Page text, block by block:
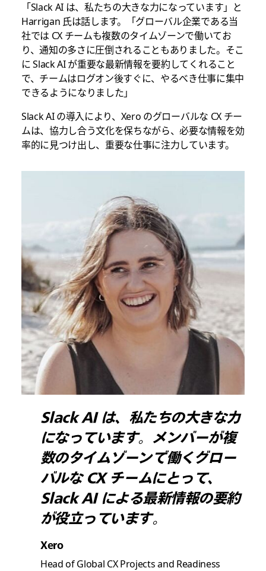
「Slack AI は、私たちの大きな力になっています」と
Harrigan 氏は話します。「グローバル企業である当
社では CX チームも複数のタイムゾーンで働いてお
り、通知の多さに圧倒されることもありました。そこ
に Slack AI が重要な最新情報を要約してくれること
で、チームはログオン後すぐに、やるべき仕事に集中
できるようになりました」
Slack AI の導入により、Xero のグローバルな CX チー
ムは、協力し合う文化を保ちながら、必要な情報を効
率的に見つけ出し、重要な仕事に注力しています。
Slack AI は、私たちの大きな力
になっています。メンバーが複
数のタイムゾーンで働くグロー
バルな CX チームにとって、
Slack AI による最新情報の要約
が役立っています。
Xero
Head of Global CX Projects and Readiness